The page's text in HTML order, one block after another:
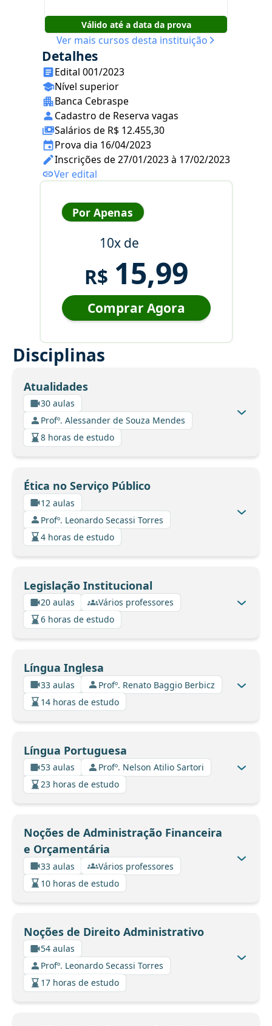
Válido até a data da prova
Ver mais cursos desta instituição
Detalhes
Edital 001/2023
Nível superior
Banca Cebraspe
Cadastro de Reserva vagas
Salários de R$ 12.455,30
Prova dia 16/04/2023
Inscrições de 27/01/2023 à 17/02/2023
Ver edital
Por Apenas
10x de
R$ 15,99
Comprar Agora
Disciplinas
Atualidades
30 aulas
Profº. Alessander de Souza Mendes
8 horas de estudo
Ética no Serviço Público
12 aulas
Profº. Leonardo Secassi Torres
4 horas de estudo
Legislação Institucional
20 aulas
Vários professores
6 horas de estudo
Língua Inglesa
33 aulas
Profº. Renato Baggio Berbicz
14 horas de estudo
Língua Portuguesa
53 aulas
Profº. Nelson Atilio Sartori
23 horas de estudo
Noções de Administração Financeira
e Orçamentária
33 aulas
Vários professores
10 horas de estudo
Noções de Direito Administrativo
54 aulas
Profº. Leonardo Secassi Torres
17 horas de estudo